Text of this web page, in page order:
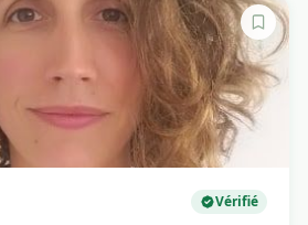
Vérifié